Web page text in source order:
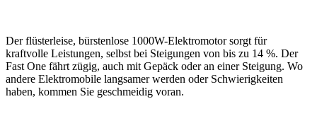
Der flüsterleise, bürstenlose 1000W-Elektromotor sorgt für
kraftvolle Leistungen, selbst bei Steigungen von bis zu 14 %. Der
Fast One fährt zügig, auch mit Gepäck oder an einer Steigung. Wo
andere Elektromobile langsamer werden oder Schwierigkeiten
haben, kommen Sie geschmeidig voran.